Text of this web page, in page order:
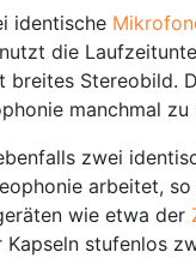
identische
die
breites Stereobild.
manchmal
zwei
arbeitet,
wie etwa der
stufenlos